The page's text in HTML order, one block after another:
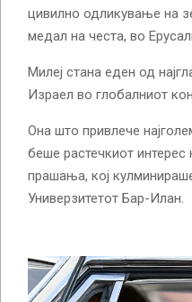
цивилно одликување на
медал на честа, во
Милеј стана еден од
Израел во глобалниот
Она што привлече
беше растечкиот интерес
прашања, кој
Универзитетот Бар-Илан.